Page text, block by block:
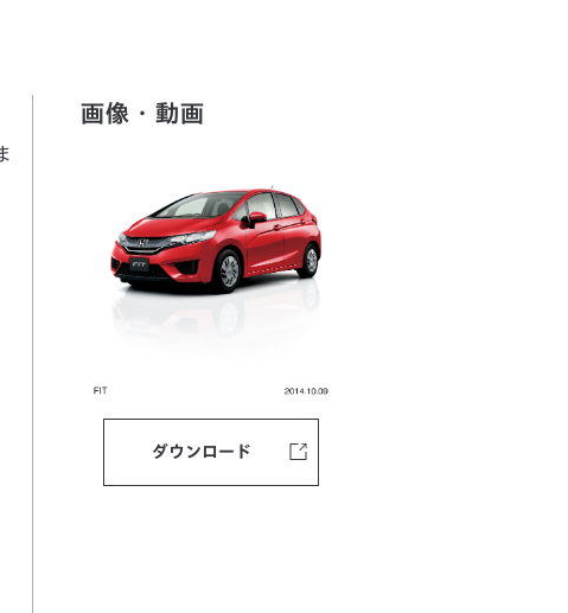
画像・動画
ダウンロード